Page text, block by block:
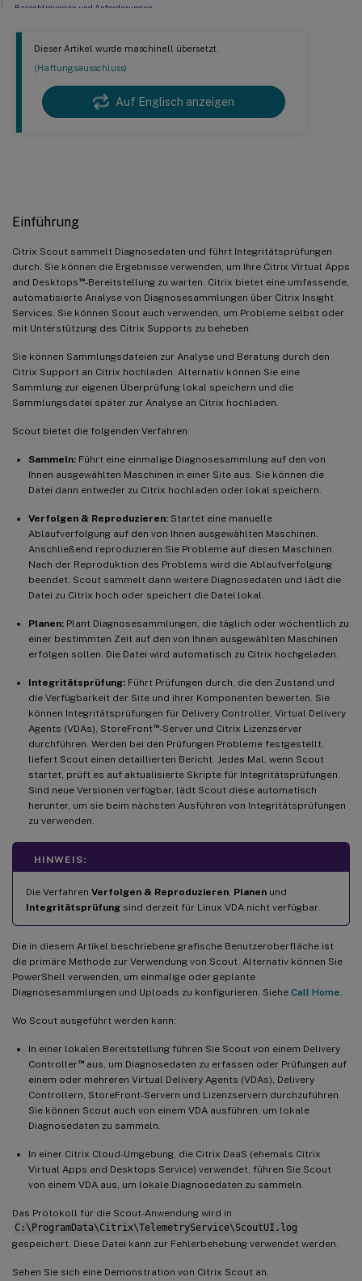
Dieser Artikel wurde maschinell übersetzt.
(Haftungsausschluss)
Auf Englisch anzeigen
Einführung
Citrix Scout sammelt Diagnosedaten und führt Integritätsprüfungen
durch. Sie können die Ergebnisse verwenden, um Ihre Citrix Virtual Apps
and Desktops ™-Bereitstellung zu warten. Citrix bietet eine umfassende,
automatisierte Analyse von Diagnosesammlungen über Citrix Insight
Services. Sie können Scout auch verwenden, um Probleme selbst oder
mit Unterstützung des Citrix Supports zu beheben.
Sie können Sammlungsdateien zur Analyse und Beratung durch den
Citrix Support an Citrix hochladen. Alternativ können Sie eine
Sammlung zur eigenen Überprüfung lokal speichern und die
Sammlungsdatei später zur Analyse an Citrix hochladen.
Scout bietet die folgenden Verfahren:
Sammeln: Führt eine einmalige Diagnosesammlung auf den von
Ihnen ausgewählten Maschinen in einer Site aus. Sie können die
Datei dann entweder zu Citrix hochladen oder lokal speichern.
Verfolgen & Reproduzieren: Startet eine manuelle
Ablaufverfolgung auf den von Ihnen ausgewählten Maschinen.
Anschließend reproduzieren Sie Probleme auf diesen Maschinen.
Nach der Reproduktion des Problems wird die Ablaufverfolgung
beendet. Scout sammelt dann weitere Diagnosedaten und lädt die
Datei zu Citrix hoch oder speichert die Datei lokal.
Planen: Plant Diagnosesammlungen, die täglich oder wöchentlich zu
einer bestimmten Zeit auf den von Ihnen ausgewählten Maschinen
erfolgen sollen. Die Datei wird automatisch zu Citrix hochgeladen.
Integritätsprüfung: Führt Prüfungen durch, die den Zustand und
die Verfügbarkeit der Site und ihrer Komponenten bewerten. Sie
können Integritätsprüfungen für Delivery Controller, Virtual Delivery
Agents (VDAs), StoreFront™-Server und Citrix Lizenzserver
durchführen. Werden bei den Prüfungen Probleme festgestellt,
liefert Scout einen detaillierten Bericht. Jedes Mal, wenn Scout
startet, prüft es auf aktualisierte Skripte für Integritätsprüfungen.
Sind neue Versionen verfügbar, lädt Scout diese automatisch
herunter, um sie beim nächsten Ausführen von Integritätsprüfungen
zu verwenden.
HINWEIS:
Die Verfahren Verfolgen & Reproduzieren Planen und
Integritätsprüfung sind derzeit für Linux VDA nicht verfügbar.
Die in diesem Artikel beschriebene grafische Benutzeroberfläche ist
die primäre Methode zur Verwendung von Scout. Alternativ können Sie
PowerShell verwenden, um einmalige oder geplante
Diagnosesammlungen und Uploads zu konfigurieren. Siehe Call Home
Wo Scout ausgeführt werden kann:
In einer lokalen Bereitstellung führen Sie Scout von einem Delivery
Controller™aus, um Diagnosedaten zu erfassen oder Prüfungen auf
einem oder mehreren Virtual Delivery Agents (VDAs), Delivery
Controllern, StoreFront-Servern und Lizenzservern durchzuführen.
Sie können Scout auch von einem VDA ausführen, um lokale
Diagnosedaten zu sammeln.
In einer Citrix Cloud-Umgebung, die Citrix DaaS (ehemals Citrix
Virtual Apps and Desktops Service) verwendet, führen Sie Scout
von einem VDA aus, um lokale Diagnosedaten zu sammeln.
Das Protokoll für die Scout-Anwendung wird in
C:\ProgramData\Citrix\TelemetryService\ScoutUI.log
gespeichert. Diese Datei kann zur Fehlerbehebung verwendet werden.
Sehen Sie sich eine Demonstration von Citrix Scout an.
Berechtigungen und Anforderungen
Verifizierungstests
Upload-Autorisierung
Nachverfolgen und reproduzieren
Zusätzliche Protokollsammlung aktivieren
Datenmaskierung